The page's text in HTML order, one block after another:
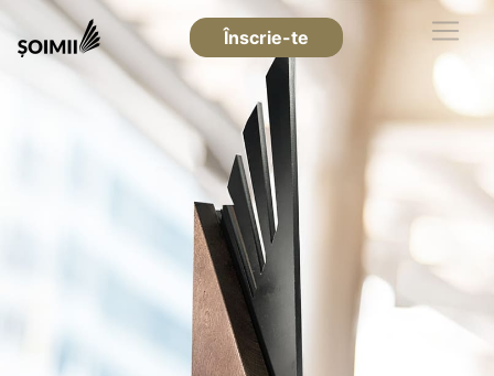
Înscrie-te